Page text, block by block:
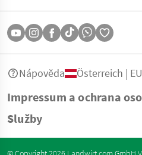
Impressum a ochrana
Služby
Nápověda Österreich |